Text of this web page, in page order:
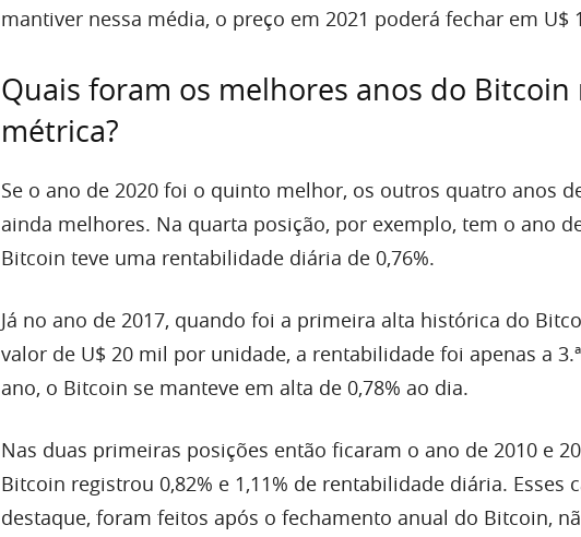
mantiver nessa média, o preço em 2021 poderá fechar em U$
Quais foram os melhores anos do Bitcoin
métrica?
Se o ano de 2020 foi o quinto melhor, os outros quatro anos
ainda melhores. Na quarta posição, por exemplo, tem o ano
Bitcoin teve uma rentabilidade diária de 0,76%.
Já no ano de 2017, quando foi a primeira alta histórica do
valor de U$ 20 mil por unidade, a rentabilidade foi apenas a
ano, o Bitcoin se manteve em alta de 0,78% ao dia.
Nas duas primeiras posições então ficaram o ano de 2010 e
Bitcoin registrou 0,82% e 1,11% de rentabilidade diária. Esses
destaque, foram feitos após o fechamento anual do Bitcoin,